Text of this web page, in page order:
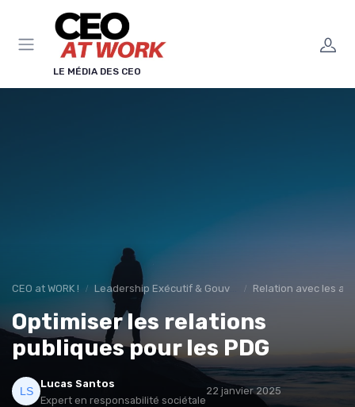
LE MÉDIA DES CEO
CEO at WORK ! Leadership Exécutif & Gouvernance Relation avec les
Optimiser les relations
publiques pour les PDG
Lucas Santos
Expert en responsabilité sociétale
22 janvier 2025
Panneau de gestion des cookies